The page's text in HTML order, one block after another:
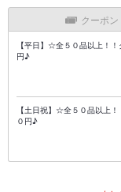
クーポン
【平日】☆全５０品以上！
円♪
【土日祝】☆全５０品以上
０円♪